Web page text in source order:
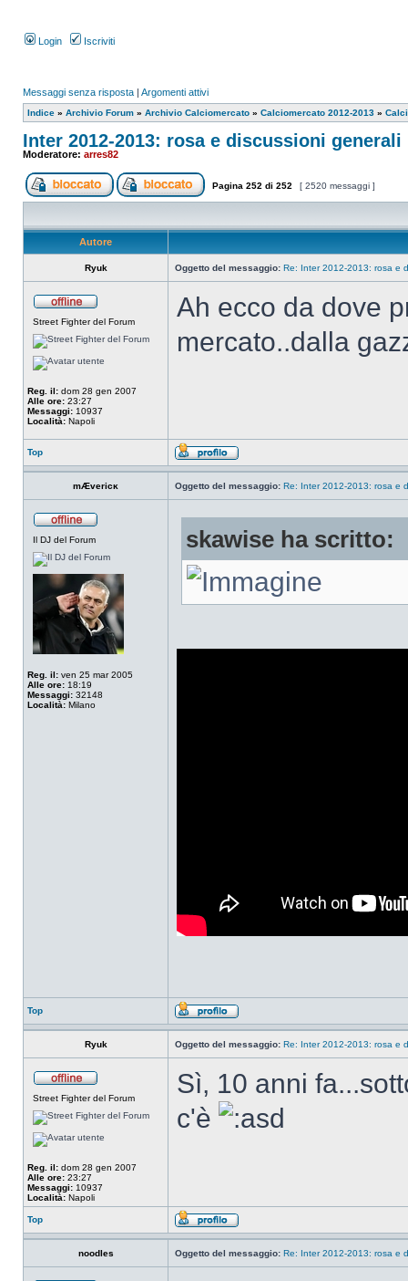
Login Iscriviti
Messaggi senza risposta | Argomenti attivi
Indice » Archivio Forum » Archivio Calciomercato » Calciomercato 2012-2013 »
Inter 2012-2013: rosa e discussioni generali
Moderatore: arres82
Pagina 252 di 252 [ 2520 messaggi ]
Autore
Ryuk Oggetto del messaggio: Re: Inter 2012-2013: rosa e
Street Fighter del Forum
Reg. il: dom 28 gen 2007
Alle ore: 23:27
Messaggi: 10937
Località: Napoli
Ah ecco da dove
mercato..dalla
Top
mÆvericĸ Oggetto del messaggio: Re: Inter 2012-2013: rosa e
Il DJ del Forum
Reg. il: ven 25 mar 2005
Alle ore: 18:19
Messaggi: 32148
Località: Milano
skawise ha scritto:
Top
Ryuk Oggetto del messaggio: Re: Inter 2012-2013: rosa e
Street Fighter del Forum
Reg. il: dom 28 gen 2007
Alle ore: 23:27
Messaggi: 10937
Località: Napoli
Sì, 10 anni
c'è
Top
noodles Oggetto del messaggio: Re: Inter 2012-2013: rosa e